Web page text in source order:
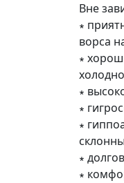
Вне
∗
ворса
∗
∗
∗
∗
∗
∗